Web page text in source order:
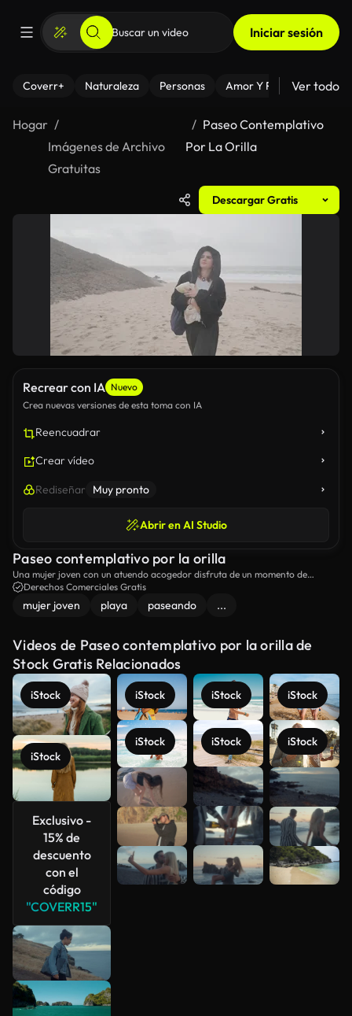
Iniciar sesión
Coverr+ Naturaleza Personas Amor Y Relaciones
Ver todo
Hogar
Imágenes de Archivo
Gratuitas
Paseo Contemplativo
Por La Orilla
Descargar Gratis
Recrear con IA Nuevo
Crea nuevas versiones de esta toma con IA
Reencuadrar
Crear vídeo
Rediseñar Muy pronto
Abrir en AI Studio
Paseo contemplativo por la orilla
Una mujer joven con un atuendo acogedor disfruta de un momento de
reflexión mientras pasea por una playa neblinosa.
Derechos Comerciales Gratis
mujer joven playa paseando ...
Videos de Paseo contemplativo por la orilla de
Stock Gratis Relacionados
iStock
iStock
Exclusivo -
15% de
descuento
con el
código
"COVERR15"
iStock
iStock
iStock
iStock
iStock
iStock
Ver más